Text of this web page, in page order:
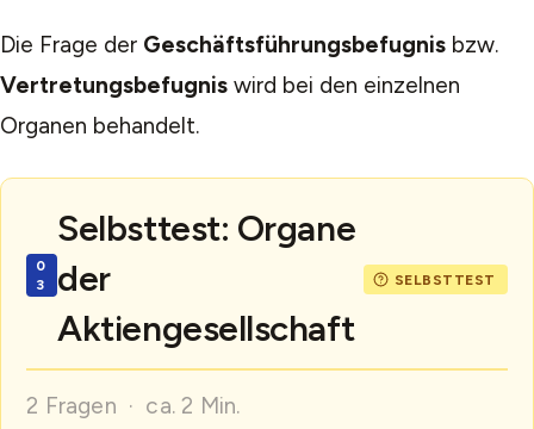
Die Frage der Geschäftsführungsbefugnis bzw.
Vertretungsbefugnis wird bei den einzelnen
Organen behandelt.
Selbsttest: Organe
der
Aktiengesellschaft
2 Fragen · ca. 2 Min.